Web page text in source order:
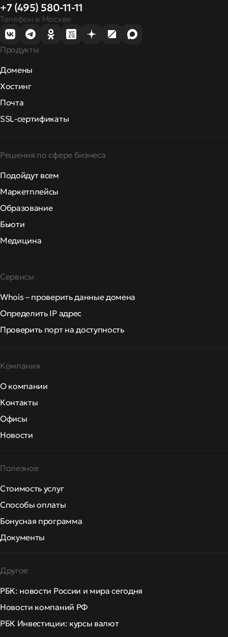
+7 (495) 580-11-11
Телефон в Москве
Продукты
Домены
Хостинг
Почта
SSL-сертификаты
Решения по сфере бизнеса
Подойдут всем
Маркетплейсы
Образование
Бьюти
Медицина
Сервисы
Whois – проверить данные домена
Определить IP адрес
Проверить порт на доступность
Компания
О компании
Контакты
Офисы
Новости
Полезное
Стоимость услуг
Способы оплаты
Бонусная программа
Документы
Другое
РБК: новости России и мира сегодня
Новости компаний РФ
РБК Инвестиции: курсы валют